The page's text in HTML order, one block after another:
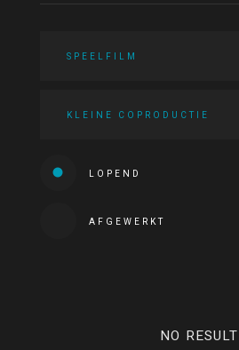
SPEELFILM
KLEINE COPRODUCTIE
LOPEND
AFGEWERKT
NO RESULT